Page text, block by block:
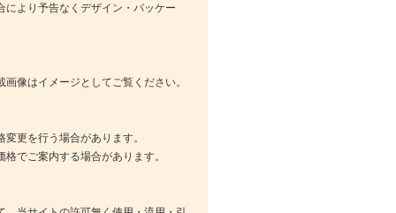
より予告なくデザイン・パッケー
像はイメージとしてご覧ください。
更を行う場合があります。
でご案内する場合があります。